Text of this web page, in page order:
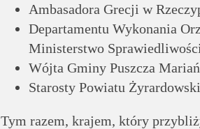
Ambasadora Grecji w
Departamentu Wykonania
Ministerstwo Sprawiedliwości
Wójta Gminy Puszcza
Starosty Powiatu
Tym razem, krajem, który